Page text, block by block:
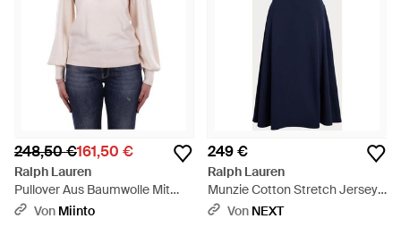
248,50 €161,50 €
Ralph Lauren
Pullover Aus Baumwolle Mit
Zopfmuster - Natur
Von Miinto
249 €
Ralph Lauren
Munzie Cotton Stretch Jersey
Boat Neck Mid Sleeve Dress -
Von NEXT